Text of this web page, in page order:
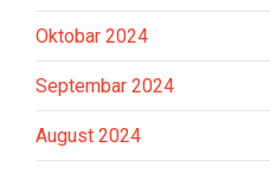
Oktobar 2024
Septembar 2024
August 2024